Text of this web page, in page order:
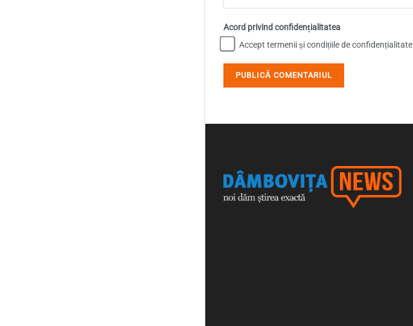
Acord privind confidențialitatea
Accept termenii și condițiile de confidențialitate